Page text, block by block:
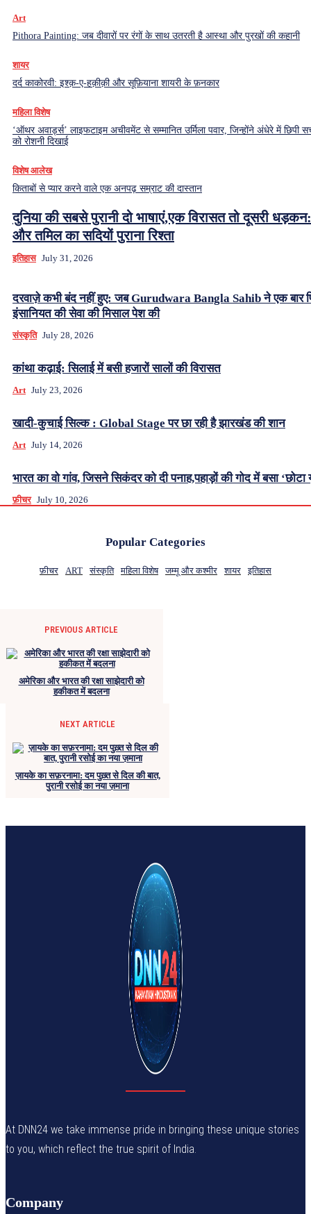
Art
Pithora Painting: जब दीवारों पर रंगों के साथ उतरती है आस्था और पुरखों की कहानी
शायर
दर्द काकोरवी: इश्क़-ए-हक़ीक़ी और सूफ़ियाना शायरी के फ़नकार
महिला विशेष
‘ऑथर अवार्ड्स’ लाइफटाइम अचीवमेंट से सम्मानित उर्मिला पवार, जिन्होंने अंधेरे में छिपी
को रोशनी दिखाई
विशेष आलेख
किताबों से प्यार करने वाले एक अनपढ़ सम्राट की दास्तान
दुनिया की सबसे पुरानी दो भाषाएं,एक विरासत तो दूसरी
और तमिल का सदियों पुराना रिश्ता
इतिहास July 31, 2026
दरवाज़े कभी बंद नहीं हुए: जब Gurudwara Bangla Sahib ने एक बार
इंसानियत की सेवा की मिसाल पेश की
संस्कृति July 28, 2026
कांथा कढ़ाई: सिलाई में बसी हजारों सालों की विरासत
Art July 23, 2026
खादी-कुचाई सिल्क : Global Stage पर छा रही है झारखंड की शान
Art July 14, 2026
भारत का वो गांव, जिसने सिकंदर को दी पनाह,पहाड़ों की गोद में बसा ‘छोटा
फ़ीचर July 10, 2026
Popular Categories
फ़ीचर ART संस्कृति महिला विशेष जम्मू और कश्मीर शायर इतिहास
PREVIOUS ARTICLE
अमेरिका और भारत की रक्षा साझेदारी को
हकीकत में बदलना
NEXT ARTICLE
ज़ायके का सफ़रनामा: दम पुख़्त से दिल की बात,
पुरानी रसोई का नया ज़माना
At DNN24 we take immense pride in bringing these unique stories
to you, which reflect the true spirit of India.
Company